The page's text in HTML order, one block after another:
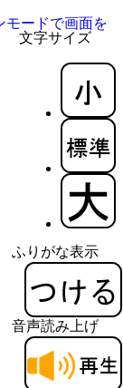
文字サイズ
ふりがな表示
音声読み上げ
モードで画面を